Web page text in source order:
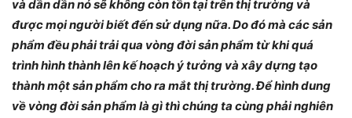
và dần dần nó sẽ không còn tồn tại trên thị trường và
được mọi người biết đến sử dụng nữa. Do đó mà các sản
phẩm đều phải trải qua vòng đời sản phẩm từ khi quá
trình hình thành lên kế hoạch ý tưởng và xây dựng tạo
thành một sản phẩm cho ra mắt thị trường. Để hình dung
về vòng đời sản phẩm là gì thì chúng ta cùng phải nghiên